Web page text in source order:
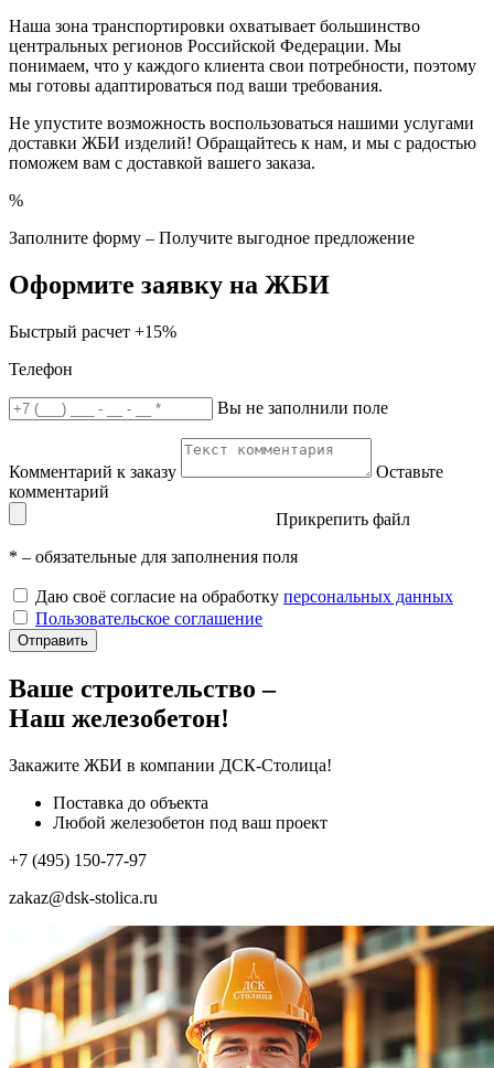
Наша зона транспортировки охватывает большинство
центральных регионов Российской Федерации. Мы
понимаем, что у каждого клиента свои потребности, поэтому
мы готовы адаптироваться под ваши требования.
Не упустите возможность воспользоваться нашими услугами
доставки ЖБИ изделий! Обращайтесь к нам, и мы с радостью
поможем вам с доставкой вашего заказа.
%
Заполните форму – Получите выгодное предложение
Оформите заявку на ЖБИ
Быстрый расчет +15%
Телефон
Вы не заполнили поле
Комментарий к заказу
Оставьте
комментарий
Прикрепить файл
* – обязательные для заполнения поля
Даю своё согласие на обработку персональных данных
Пользовательское соглашение
Отправить
Ваше строительство –
Наш железобетон!
Закажите ЖБИ в компании ДСК-Столица!
Поставка до объекта
Любой железобетон под ваш проект
+7 (495) 150-77-97
zakaz@dsk-stolica.ru